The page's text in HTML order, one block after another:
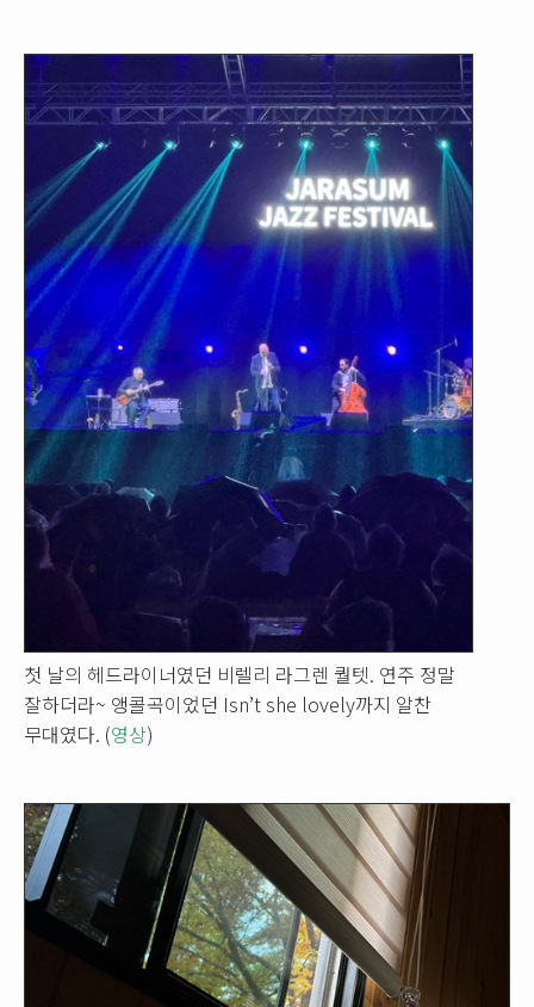
첫 날의 헤드라이너였던 비렐리 라그렌 퀄텟. 연주 정말
잘하더라~ 앵콜곡이었던 Isn’t she lovely까지 알찬
무대였다. (영상)